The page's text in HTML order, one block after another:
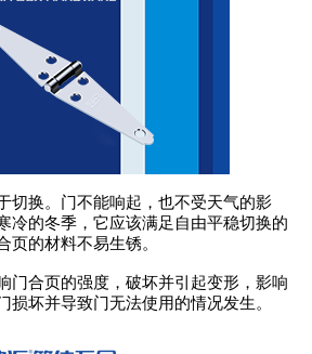
切换。门不能响起，也不受天气的影
冷的冬季，它应该满足自由平稳切换的
页的材料不易生锈。
门合页的强度，破坏并引起变形，影响
损坏并导致门无法使用的情况发生。